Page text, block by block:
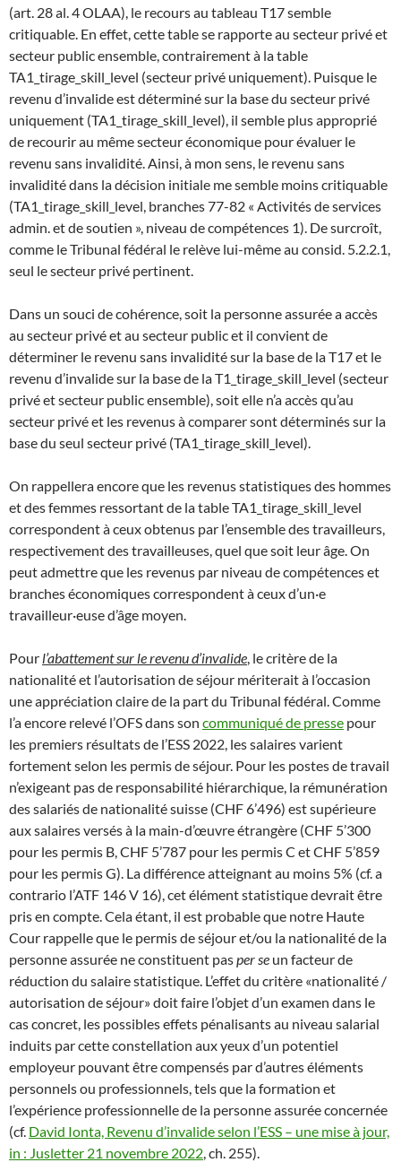
(art. 28 al. 4 OLAA), le recours au tableau T17 semble
critiquable. En effet, cette table se rapporte au secteur privé et
secteur public ensemble, contrairement à la table
TA1_tirage_skill_level (secteur privé uniquement). Puisque le
revenu d’invalide est déterminé sur la base du secteur privé
uniquement (TA1_tirage_skill_level), il semble plus approprié
de recourir au même secteur économique pour évaluer le
revenu sans invalidité. Ainsi, à mon sens, le revenu sans
invalidité dans la décision initiale me semble moins critiquable
(TA1_tirage_skill_level, branches 77-82 « Activités de services
admin. et de soutien », niveau de compétences 1). De surcroît,
comme le Tribunal fédéral le relève lui-même au consid. 5.2.2.1,
seul le secteur privé pertinent.
Dans un souci de cohérence, soit la personne assurée a accès
au secteur privé et au secteur public et il convient de
déterminer le revenu sans invalidité sur la base de la T17 et le
revenu d’invalide sur la base de la T1_tirage_skill_level (secteur
privé et secteur public ensemble), soit elle n’a accès qu’au
secteur privé et les revenus à comparer sont déterminés sur la
base du seul secteur privé (TA1_tirage_skill_level).
On rappellera encore que les revenus statistiques des hommes
et des femmes ressortant de la table TA1_tirage_skill_level
correspondent à ceux obtenus par l’ensemble des travailleurs,
respectivement des travailleuses, quel que soit leur âge. On
peut admettre que les revenus par niveau de compétences et
branches économiques correspondent à ceux d’un·e
travailleur·euse d’âge moyen.
Pour l’abattement sur le revenu d’invalide , le critère de la
nationalité et l’autorisation de séjour mériterait à l’occasion
une appréciation claire de la part du Tribunal fédéral. Comme
l’a encore relevé l’OFS dans son communiqué de presse pour
les premiers résultats de l’ESS 2022, les salaires varient
fortement selon les permis de séjour. Pour les postes de travail
n’exigeant pas de responsabilité hiérarchique, la rémunération
des salariés de nationalité suisse (CHF 6’496) est supérieure
aux salaires versés à la main-d’œuvre étrangère (CHF 5’300
pour les permis B, CHF 5’787 pour les permis C et CHF 5’859
pour les permis G). La différence atteignant au moins 5% (cf. a
contrario l’ATF 146 V 16), cet élément statistique devrait être
pris en compte. Cela étant, il est probable que notre Haute
Cour rappelle que le permis de séjour et/ou la nationalité de la
personne assurée ne constituent pasper se un facteur de
réduction du salaire statistique. L’effet du critère «nationalité /
autorisation de séjour» doit faire l’objet d’un examen dans le
cas concret, les possibles effets pénalisants au niveau salarial
induits par cette constellation aux yeux d’un potentiel
employeur pouvant être compensés par d’autres éléments
personnels ou professionnels, tels que la formation et
l’expérience professionnelle de la personne assurée concernée
(cf. David Ionta, Revenu d’invalide selon l’ESS – une mise à jour,
in : Jusletter 21 novembre 2022 , ch. 255).